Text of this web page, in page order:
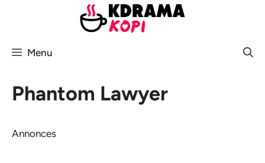
Menu
Phantom Lawyer
Annonces